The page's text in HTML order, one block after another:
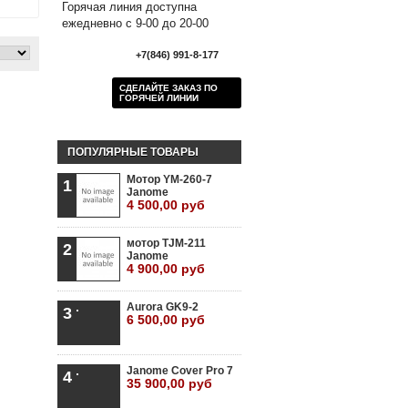
Горячая линия доступна
ежедневно с 9-00 до 20-00
+7(846) 991-8-177
СДЕЛАЙТЕ ЗАКАЗ ПО
ГОРЯЧЕЙ ЛИНИИ
ПОПУЛЯРНЫЕ ТОВАРЫ
1
Мотор YM-260-7
Janome
4 500,00 руб
2
мотор TJM-211
Janome
4 900,00 руб
3 Aurora GK9-2
6 500,00 руб
4 Janome Cover Pro 7
35 900,00 руб